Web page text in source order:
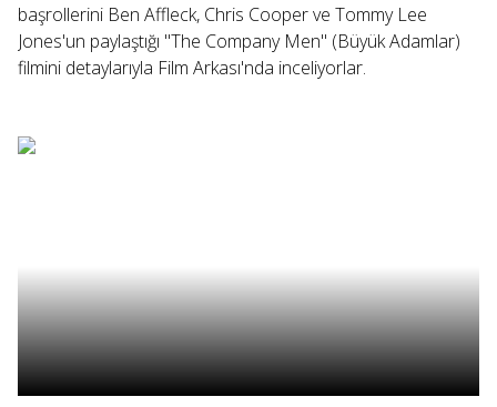
başrollerini Ben Affleck, Chris Cooper ve Tommy Lee
Jones'un paylaştığı "The Company Men" (Büyük Adamlar)
filmini detaylarıyla Film Arkası'nda inceliyorlar.